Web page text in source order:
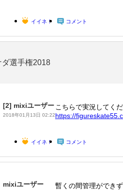
イイネ！ コメント
ダ選手権2018
[2] mixiユーザー
2018年01月13日 02:22
こちらで実況してく
https://figureskate55
イイネ！ コメント
mixiユーザー
暫くの間管理ができ